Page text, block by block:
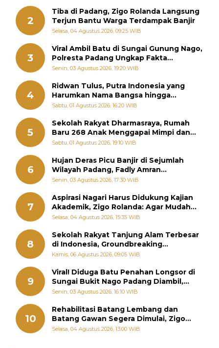
2
Tiba di Padang, Zigo Rolanda Langsung
Terjun Bantu Warga Terdampak Banjir
Selasa, 04 Agustus 2026, 09:25 WIB
3
Viral Ambil Batu di Sungai Gunung Nago,
Polresta Padang Ungkap Fakta
Sebenarnya
Senin, 03 Agustus 2026, 19:20 WIB
4
Ridwan Tulus, Putra Indonesia yang
Harumkan Nama Bangsa hingga
Diabadikan dalam Buku Jepang
Sabtu, 01 Agustus 2026, 16:20 WIB
5
Sekolah Rakyat Dharmasraya, Rumah
Baru 268 Anak Menggapai Mimpi dan
Memutus Rantai Kemiskinan
Sabtu, 01 Agustus 2026, 19:10 WIB
6
Hujan Deras Picu Banjir di Sejumlah
Wilayah Padang, Fadly Amran
Perintahkan OPD Siaga
Senin, 03 Agustus 2026, 17:30 WIB
7
Aspirasi Nagari Harus Didukung Kajian
Akademik, Zigo Rolanda: Agar Mudah
Diperjuangkan di Kementerian
Selasa, 04 Agustus 2026, 15:35 WIB
8
Sekolah Rakyat Tanjung Alam Terbesar
di Indonesia, Groundbreaking
September
Kamis, 06 Agustus 2026, 09:05 WIB
9
Viral! Diduga Batu Penahan Longsor di
Sungai Bukit Nago Padang Diambil,
Warga Khawatir Bencana Terulang
Senin, 03 Agustus 2026, 16:10 WIB
10
Rehabilitasi Batang Lembang dan
Batang Gawan Segera Dimulai, Zigo
Rolanda Pastikan Proyek Berjalan
Selasa, 04 Agustus 2026, 13:00 WIB